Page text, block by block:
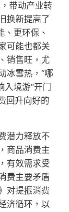
带动产业转
换新提高了
、更环保、
可能也都关
销售旺，尤
冰雪热，“哪
入境游“开门
回升向好的
潜力释放不
商品消费主
有效需求受
费主要矛盾
对提振消费
济循环，以